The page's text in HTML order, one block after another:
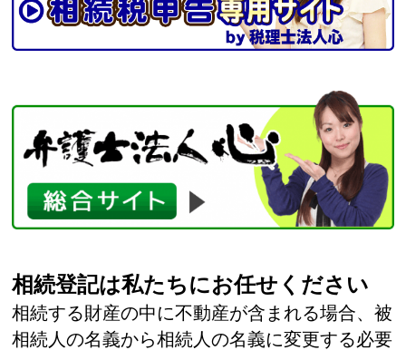
相続登記は私たちにお任せください
相続する財産の中に不動産が含まれる場合、被
相続人の名義から相続人の名義に変更する必要